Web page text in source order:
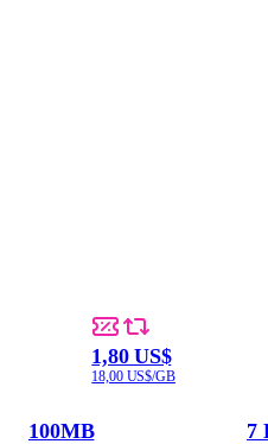
1,80 US$
18,00 US$/GB
100MB 7